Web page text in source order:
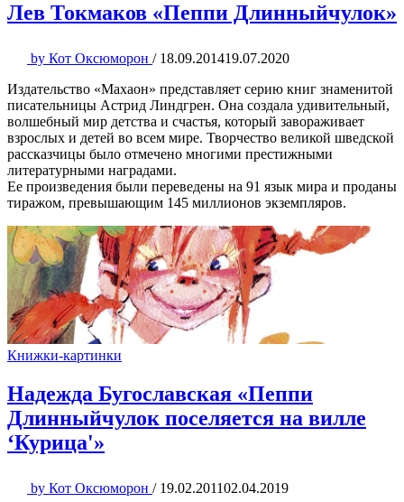
Лев Токмаков «Пеппи Длинныйчулок»
by Кот Оксюморон / 18.09.201419.07.2020
Издательство «Махаон» представляет серию книг знаменитой
писательницы Астрид Линдгрен. Она создала удивительный,
волшебный мир детства и счастья, который завораживает
взрослых и детей во всем мире. Творчество великой шведской
рассказчицы было отмечено многими престижными
литературными наградами.
Ее произведения были переведены на 91 язык мира и проданы
тиражом, превышающим 145 миллионов экземпляров.
Книжки-картинки
Надежда Бугославская «Пеппи
Длинныйчулок поселяется на вилле
‘Курица'»
by Кот Оксюморон / 19.02.201102.04.2019